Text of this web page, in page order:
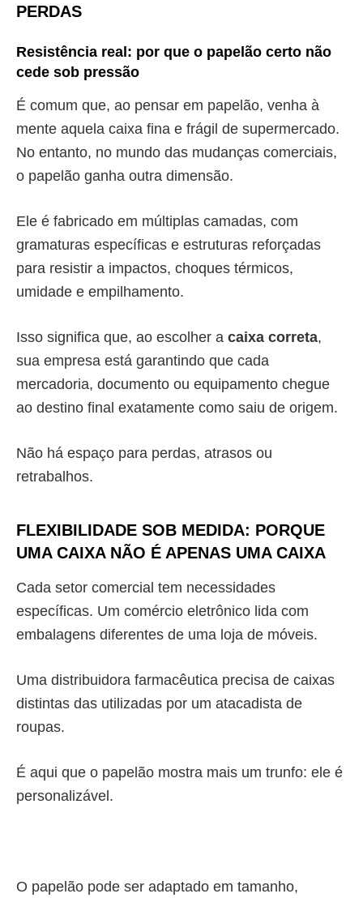
PERDAS
Resistência real: por que o papelão certo não
cede sob pressão
É comum que, ao pensar em papelão, venha à
mente aquela caixa fina e frágil de supermercado.
No entanto, no mundo das mudanças comerciais,
o papelão ganha outra dimensão.
Ele é fabricado em múltiplas camadas, com
gramaturas específicas e estruturas reforçadas
para resistir a impactos, choques térmicos,
umidade e empilhamento.
Isso significa que, ao escolher a caixa correta,
sua empresa está garantindo que cada
mercadoria, documento ou equipamento chegue
ao destino final exatamente como saiu de origem.
Não há espaço para perdas, atrasos ou
retrabalhos.
FLEXIBILIDADE SOB MEDIDA: PORQUE
UMA CAIXA NÃO É APENAS UMA CAIXA
Cada setor comercial tem necessidades
específicas. Um comércio eletrônico lida com
embalagens diferentes de uma loja de móveis.
Uma distribuidora farmacêutica precisa de caixas
distintas das utilizadas por um atacadista de
roupas.
É aqui que o papelão mostra mais um trunfo: ele é
personalizável.
O papelão pode ser adaptado em tamanho,